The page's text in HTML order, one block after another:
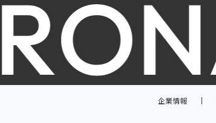
企業情報